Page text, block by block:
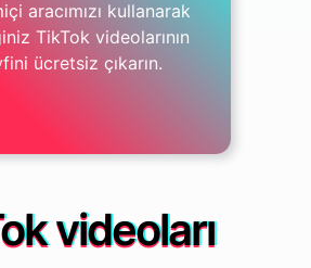
aracımızı kullanarak
TikTok videolarının
ücretsiz çıkarın.
videoları